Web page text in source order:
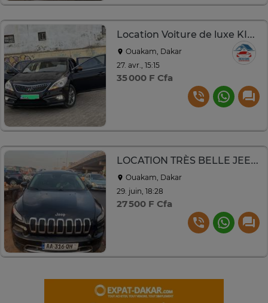
Location Voiture de luxe KIA K7, Hyundai Grandeur...
Ouakam, Dakar
27. avr., 15:15
35 000 F Cfa
LOCATION TRÈS BELLE JEEP CHEROKEE
Ouakam, Dakar
29. juin, 18:28
27 500 F Cfa